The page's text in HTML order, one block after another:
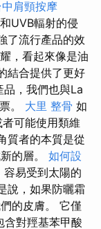
中肩頸按摩
UVB輻射的侵
了流行產品的效
，看起來像是油
結合提供了更好
，我們也與La
。 大里 整骨 如
可能使用類維
質者的本質是從
的層。 如何設
易受到太陽的
說，如果防曬霜
的皮膚。 它僅
含對羥基苯甲酸